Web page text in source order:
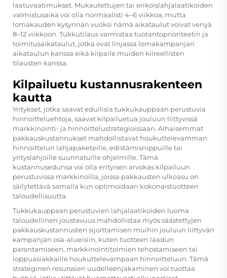
laatuvaatimukset. Mukautettujen tai erikoislahjalaatikoiden
valmistusaika voi olla normaalisti 4–6 viikkoa, mutta
lomakauden kysynnän vuoksi nämä aikataulut voivat venyä
8–12 viikkoon. Tukkutilaus varmistaa tuotantoprioriteetin ja
toimitusaikataulut, jotka ovat linjassa lomakampanjan
aikataulun kanssa eikä kilpaile muiden kiireellisten
tilausten kanssa.
Kilpailuetu kustannusrakenteen
kautta
Yritykset, jotka saavat edullisia tukkukauppaan perustuvia
hinnoitteluehtoja, saavat kilpailuetua jouluun liittyvissä
markkinointi- ja hinnoittelustrategioissaan. Alhaisemmat
pakkauskustannukset mahdollistavat houkuttelevamman
hinnoittelun lahjapaketeille, edistämisnippuille tai
yrityslahjoille suunnatuille ohjelmille. Tämä
kustannusedunsa voi olla erityisen arvokas kilpailuun
perustuvissa markkinoilla, joissa pakkausten ulkoasu on
säilytettävä samalla kun optimoidaan kokonaistuotteen
taloudellisuutta.
Tukkukauppaan perustuvien lahjalaatikoiden luoma
taloudellinen joustavuus mahdollistaa myös säästettyjen
pakkauskustannusten sijoittamisen muihin jouluun liittyvän
kampanjan osa-alueisiin, kuten tuotteen laadun
parantamiseen, markkinointitoimien tehostamiseen tai
loppuasiakkaille houkuttelevampaan hinnoitteluun. Tämä
strateginen resurssien uudelleenjakaminen voi tuottaa